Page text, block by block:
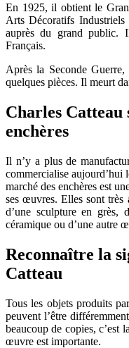
En 1925, il obtient le
Arts Décoratifs
auprès du grand public.
Français.
Après la Seconde
quelques pièces. Il meurt
Charles Catteau
enchères
Il n’y a plus de
commercialise aujourd’hui
marché des enchères est
ses œuvres. Elles sont très
d’une sculpture en grès,
céramique ou d’une autre
Reconnaître la
Catteau
Tous les objets produits
peuvent l’être
beaucoup de copies, c’est
œuvre est importante.